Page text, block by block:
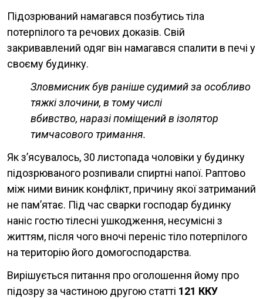
Підозрюваний намагався позбутись тіла
потерпілого та речових доказів. Свій
закривавлений одяг він намагався спалити в печі у
своєму будинку.
Зловмисник був раніше судимий за особливо
тяжкі злочини, в тому числі
вбивство, наразі поміщений в ізолятор
тимчасового тримання.
Як з’ясувалось, 30 листопада чоловіки у будинку
підозрюваного розпивали спиртні напої. Раптово
між ними виник конфлікт, причину якої затриманий
не пам’ятає. Під час сварки господар будинку
наніс гостю тілесні ушкодження, несумісні з
життям, після чого вночі переніс тіло потерпілого
на територію його домогосподарства.
Вирішується питання про оголошення йому про
підозру за частиною другою статті 121 ККУ